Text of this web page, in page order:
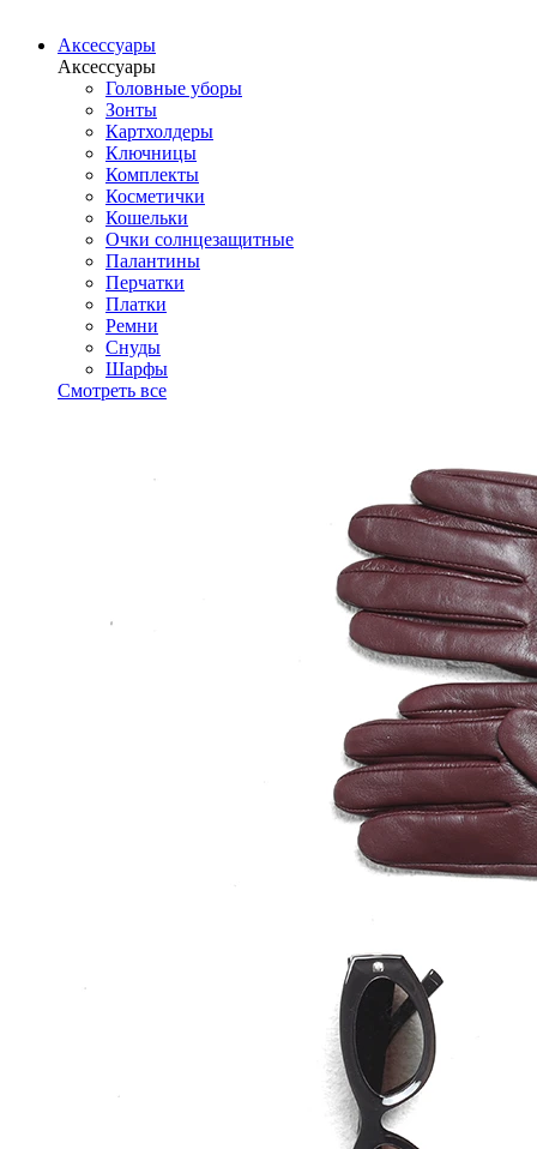
Аксессуары
Аксессуары
Головные уборы
Зонты
Картхолдеры
Ключницы
Комплекты
Косметички
Кошельки
Очки солнцезащитные
Палантины
Перчатки
Платки
Ремни
Снуды
Шарфы
Смотреть все